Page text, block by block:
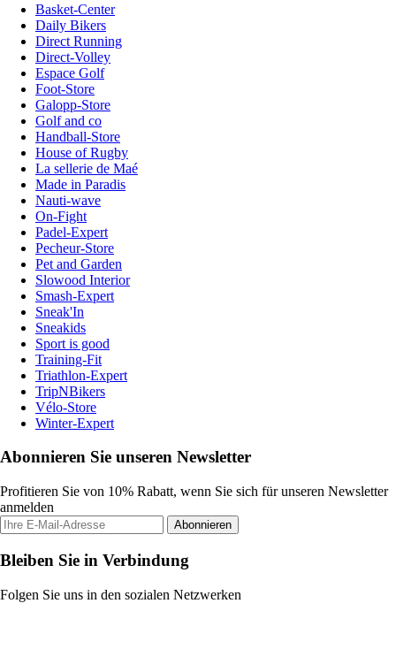
Basket-Center
Daily Bikers
Direct Running
Direct-Volley
Espace Golf
Foot-Store
Galopp-Store
Golf and co
Handball-Store
House of Rugby
La sellerie de Maé
Made in Paradis
Nauti-wave
On-Fight
Padel-Expert
Pecheur-Store
Pet and Garden
Slowood Interior
Smash-Expert
Sneak'In
Sneakids
Sport is good
Training-Fit
Triathlon-Expert
TripNBikers
Vélo-Store
Winter-Expert
Abonnieren Sie unseren Newsletter
Profitieren Sie von 10% Rabatt, wenn Sie sich für unseren Newsletter
anmelden
Abonnieren
Bleiben Sie in Verbindung
Folgen Sie uns in den sozialen Netzwerken